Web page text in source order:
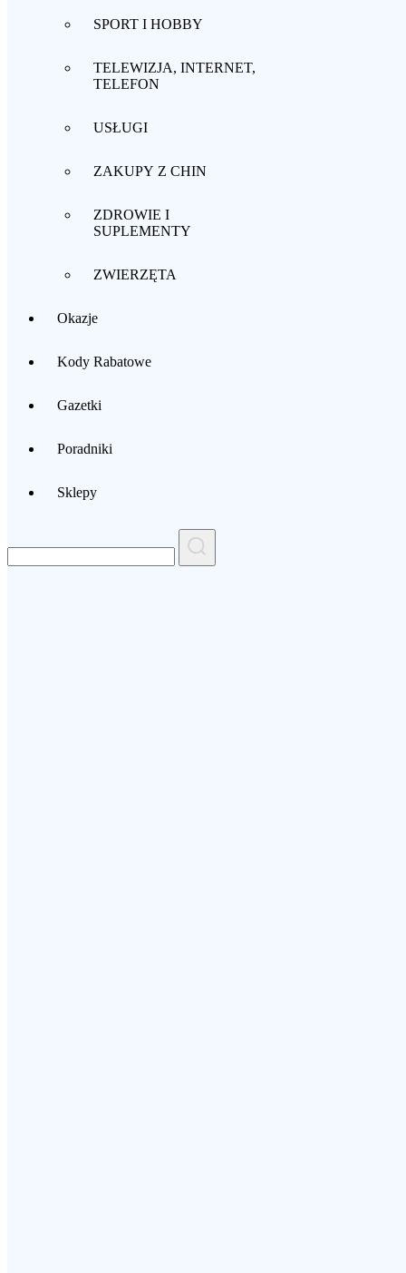
SPORT I HOBBY
TELEWIZJA, INTERNET,
TELEFON
USŁUGI
ZAKUPY Z CHIN
ZDROWIE I
SUPLEMENTY
ZWIERZĘTA
Okazje
Kody Rabatowe
Gazetki
Poradniki
Sklepy